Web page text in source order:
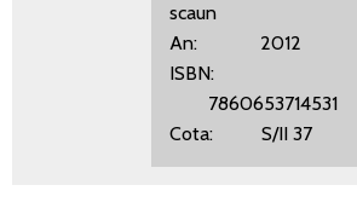
scaun
An: 2012
ISBN:
7860653714531
Cota: S/II 37